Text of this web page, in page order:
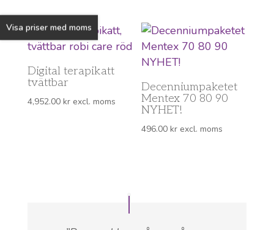
Digital terapikatt
tvättbar
4,952.00 krexcl. moms
Decenniumpaketet
Mentex 70 80 90
NYHET!
496.00kr excl. moms
Visa priser med moms